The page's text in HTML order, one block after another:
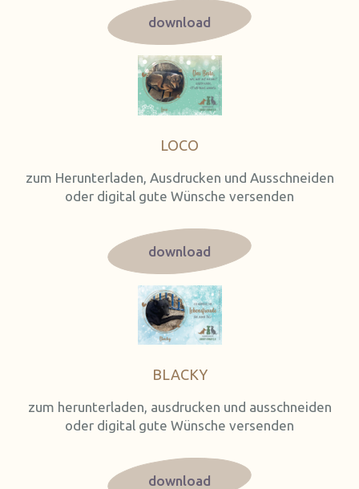
download
LOCO
zum Herunterladen, Ausdrucken und Ausschneiden
oder digital gute Wünsche versenden
download
BLACKY
zum herunterladen, ausdrucken und ausschneiden
oder digital gute Wünsche versenden
download